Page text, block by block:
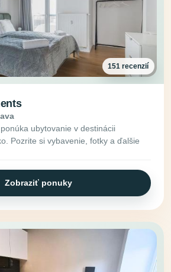
151 recenzií
ubytovanie v destinácii
Pozrite si vybavenie, fotky a ďalšie
Zobraziť ponuky